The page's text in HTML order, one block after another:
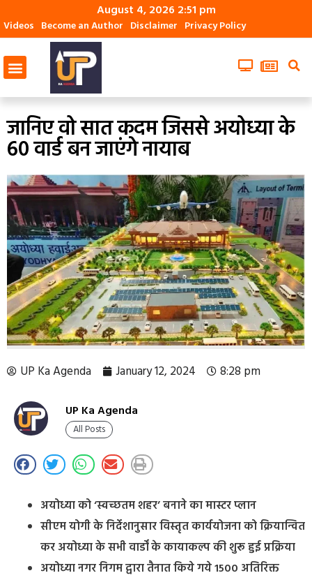
August 4, 2026 2:51 pm
Videos Become an Author Disclaimer Privacy Policy
जानिए वो सात कदम जिससे अयोध्‍या के
60 वार्ड बन जाएंंगे नायाब
UP Ka Agenda January 12, 2024 8:28 pm
UP Ka Agenda
All Posts
अयोध्या को ‘स्वच्छतम शहर’ बनाने का मास्टर प्लान
सीएम योगी के निर्देशानुसार विस्तृत कार्ययोजना को क्रियान्वित
कर अयोध्या के सभी वार्डों के कायाकल्प की शुरू हुई प्रक्रिया
अयोध्या नगर निगम द्वारा तैनात किये गये 1500 अतिरिक्त